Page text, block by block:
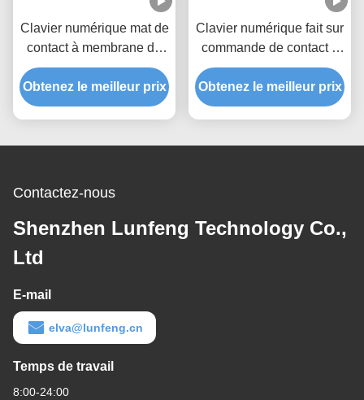
Clavier numérique mat de
contact à membrane de
FPC, contact à
membrane d'ANIMAL
FAMILIER pour des cafés
Obtenez le meilleur prix
Clavier numérique fait sur
commande de contact à
membrane, contact à
membrane d'ANIMAL
FAMILIER de mètre de
Obtenez le meilleur prix
Contactez-nous
Shenzhen Lunfeng Technology Co.,
Ltd
E-mail
elva@lunfeng.cn
Temps de travail
8:00-24:00